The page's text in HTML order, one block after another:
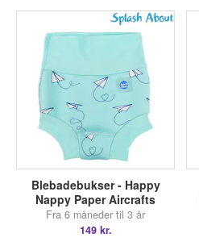
Blebadebukser - Happy
Nappy Paper Aircrafts
Fra 6 måneder til 3 år
149 kr.